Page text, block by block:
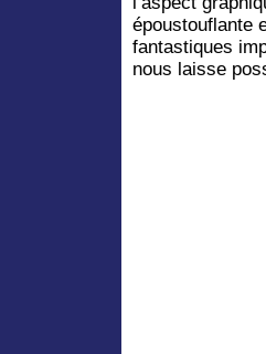
époustouflante
fantastiques
nous laisse